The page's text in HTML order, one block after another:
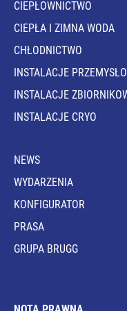
CIEPŁOWNICTWO
CIEPŁA I ZIMNA WODA
CHŁODNICTWO
INSTALACJE
INSTALACJE
INSTALACJE CRYO
NEWS
WYDARZENIA
KONFIGURATOR
PRASA
GRUPA BRUGG